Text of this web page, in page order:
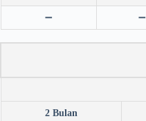
➖ ➖
2 Bulan